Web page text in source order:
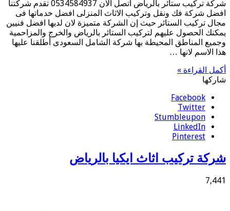
شركة تركيب ستائر بالرياض اتصل الان 0534584937 تقدم شركتنا
افضل شركة فك ونقل وتركيب الاثاث المنزلى افضل خدماتها فى
مجال تركيب الستائر حيث إن الشركة متميزة لان لديها افضل فنيين
يمكنك الحصول عليهم لتركيب الستائر بالرياض والخرج والمزاحمية
وجميع المناطق المحيطة بها شركة الشامل السعودى أطلقنا عليها
هذا الاسم لانها …
أكمل القراءة »
شاركها
Facebook
Twitter
Stumbleupon
LinkedIn
Pinterest
شركة تركيب اثاث ايكيا بالرياض
7,441